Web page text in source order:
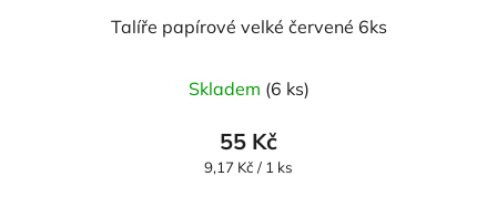
Talíře papírové velké červené 6ks
Skladem (6 ks)
55 Kč
Měrná
9,17 Kč / 1 ks